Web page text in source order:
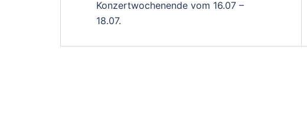
Konzertwochenende vom 16.07 –
18.07.